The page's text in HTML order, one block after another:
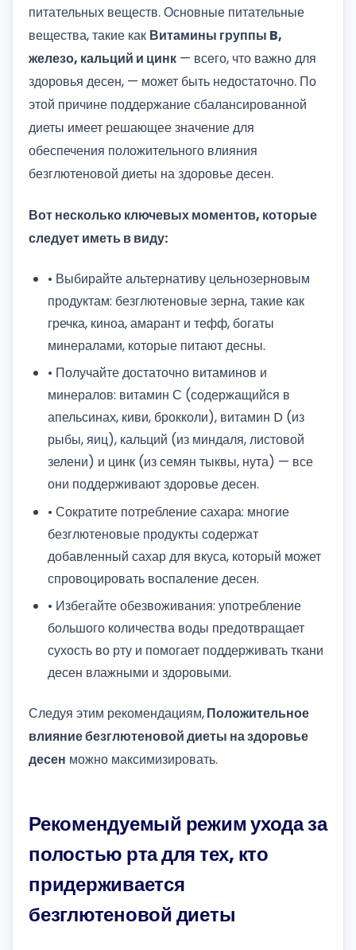
питательных веществ. Основные питательные
вещества, такие как Витамины группы B,
железо, кальций и цинк — всего, что важно для
здоровья десен, — может быть недостаточно. По
этой причине поддержание сбалансированной
диеты имеет решающее значение для
обеспечения положительного влияния
безглютеновой диеты на здоровье десен.
Вот несколько ключевых моментов, которые
следует иметь в виду:
• Выбирайте альтернативу цельнозерновым
продуктам: безглютеновые зерна, такие как
гречка, киноа, амарант и тефф, богаты
минералами, которые питают десны.
• Получайте достаточно витаминов и
минералов: витамин С (содержащийся в
апельсинах, киви, брокколи), витамин D (из
рыбы, яиц), кальций (из миндаля, листовой
зелени) и цинк (из семян тыквы, нута) — все
они поддерживают здоровье десен.
• Сократите потребление сахара: многие
безглютеновые продукты содержат
добавленный сахар для вкуса, который может
спровоцировать воспаление десен.
• Избегайте обезвоживания: употребление
большого количества воды предотвращает
сухость во рту и помогает поддерживать ткани
десен влажными и здоровыми.
Следуя этим рекомендациям,Положительное
влияние безглютеновой диеты на здоровье
десен можно максимизировать.
Рекомендуемый режим ухода за
полостью рта для тех, кто
придерживается
безглютеновой диеты